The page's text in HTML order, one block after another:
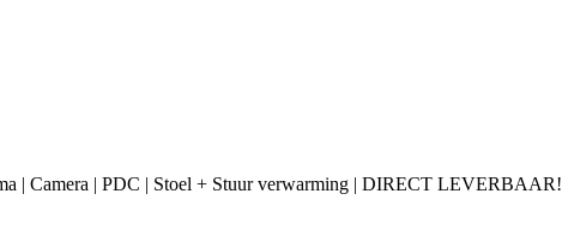
| Camera | PDC | Stoel + Stuur verwarming | DIRECT LEVERBAAR!